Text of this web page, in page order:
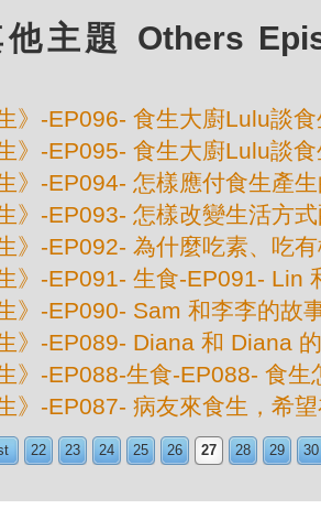
主題 Others
》-EP096- 食生大廚Lulu談
》-EP095- 食生大廚Lulu談
》-EP094- 怎樣應付食生產
》-EP093- 怎樣改變生活方
》-EP092- 為什麼吃素、吃
》-EP091- 生食-EP091- Lin
》-EP090- Sam 和李李的故
》-EP089- Diana 和 Diana
》-EP088-生食-EP088- 食
》-EP087- 病友來食生，希
22 23 24 25 26 27 28 29 30